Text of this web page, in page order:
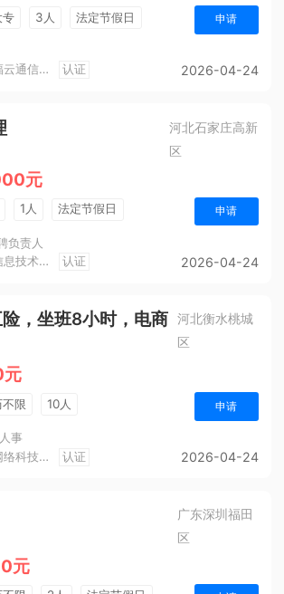
专 3人
法定节假日
金
申请
河北世纪福云通信技术有限公司 认证 2026-04-24
河北石家庄高新
区
元
1人
法定节假日
一金
申请
负责人
河北轩昊信息技术有限公司
认证 2026-04-24
险，坐班8小时，电商
河北衡水桃城
区
限 10人 申请
事
衡水初商网络科技有限公司
认证 2026-04-24
广东深圳福田
区
元